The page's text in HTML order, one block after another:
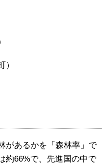
があるかを「森林率」で
約66%で、先進国の中で